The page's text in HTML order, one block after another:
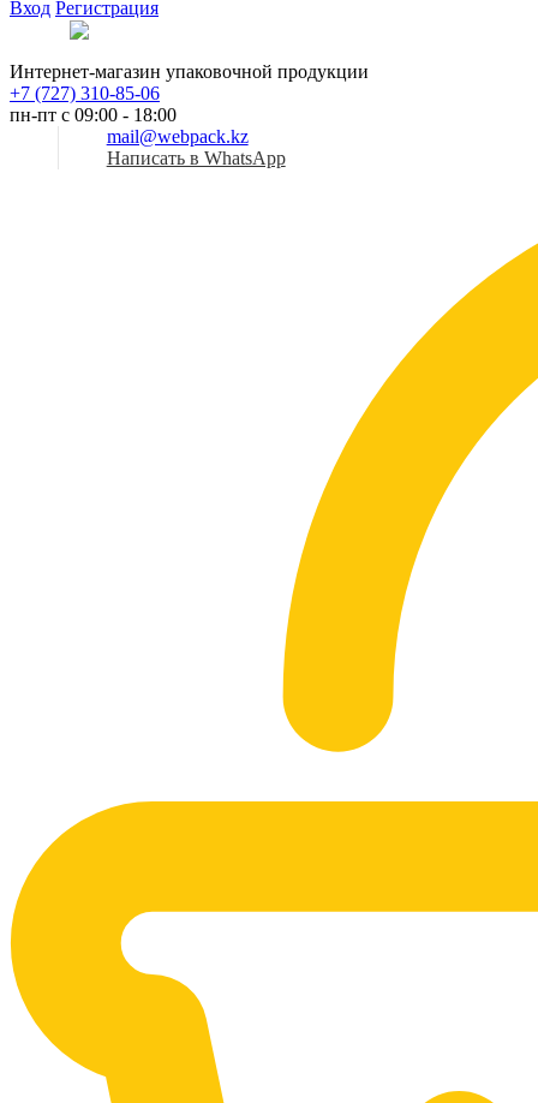
Вход Регистрация
Интернет-магазин упаковочной продукции
+7 (727) 310-85-06
пн-пт с 09:00 - 18:00
mail@webpack.kz
Написать в WhatsApp